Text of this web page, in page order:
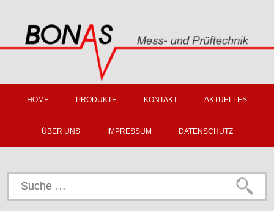
HOME PRODUKTE KONTAKT AKTUELLES
ÜBER UNS IMPRESSUM DATENSCHUTZ
Suche
nach: